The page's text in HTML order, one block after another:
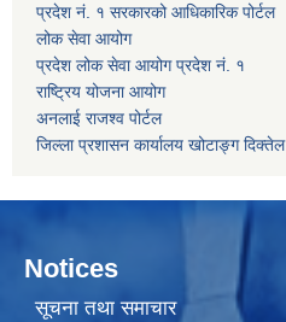
प्रदेश नं. १ सरकारको आधिकारिक पोर्टल
लोक सेवा आयोग
प्रदेश लोक सेवा आयोग प्रदेश नं. १
राष्ट्रिय योजना आयोग
अनलाई राजश्व पोर्टल
जिल्ला प्रशासन कार्यालय खोटाङ्ग दिक्तेल
Notices
सूचना तथा समाचार